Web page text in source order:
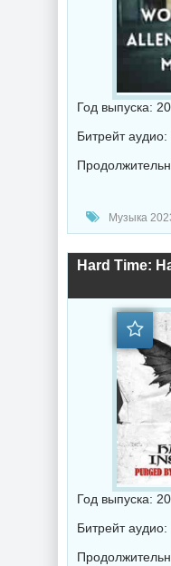
Год выпуска:
Битрейт
Музыка 2023 года /
Год выпуска:
Битрейт